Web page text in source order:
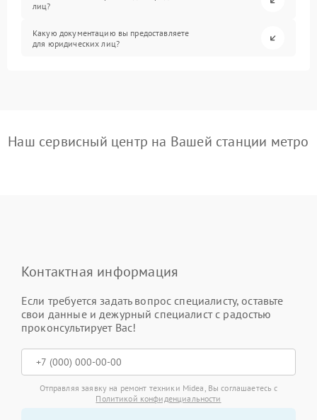
лиц?
Какую документацию вы предоставляете
для юридических лиц?
Наш сервисный центр на Вашей станции метро
Контактная информация
Если требуется задать вопрос специалисту, оставьте
свои данные и дежурный специалист с радостью
проконсультирует Вас!
Отправляя заявку на ремонт техники Midea, Вы соглашаетесь с
Политикой конфиденциальности